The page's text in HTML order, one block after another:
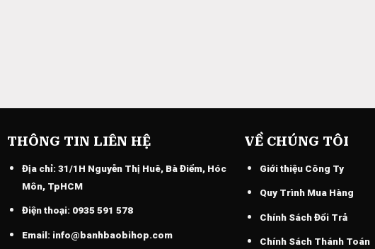
THÔNG TIN LIÊN HỆ
Địa chỉ:31/1H Nguyễn Thị Huê, Bà Điểm, Hóc
Môn, TpHCM
Điện thoại:0935 591 578
Email:info@banhbaobihop.com
VỀ CHÚNG TÔI
Giới thiệu Công Ty
Quy Trình Mua Hàng
Chính Sách Đổi Trả
Chính Sách Thánh Toán